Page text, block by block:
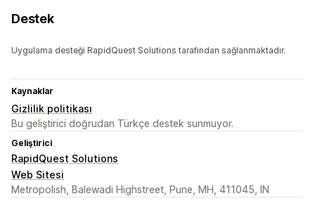
Destek
Uygulama desteği RapidQuest Solutions tarafından sağlanmaktadır.
Kaynaklar
Gizlilik politikası
Bu geliştirici doğrudan Türkçe destek sunmuyor.
Geliştirici
RapidQuest Solutions
Web Sitesi
Metropolish, Balewadi Highstreet, Pune, MH, 411045, IN